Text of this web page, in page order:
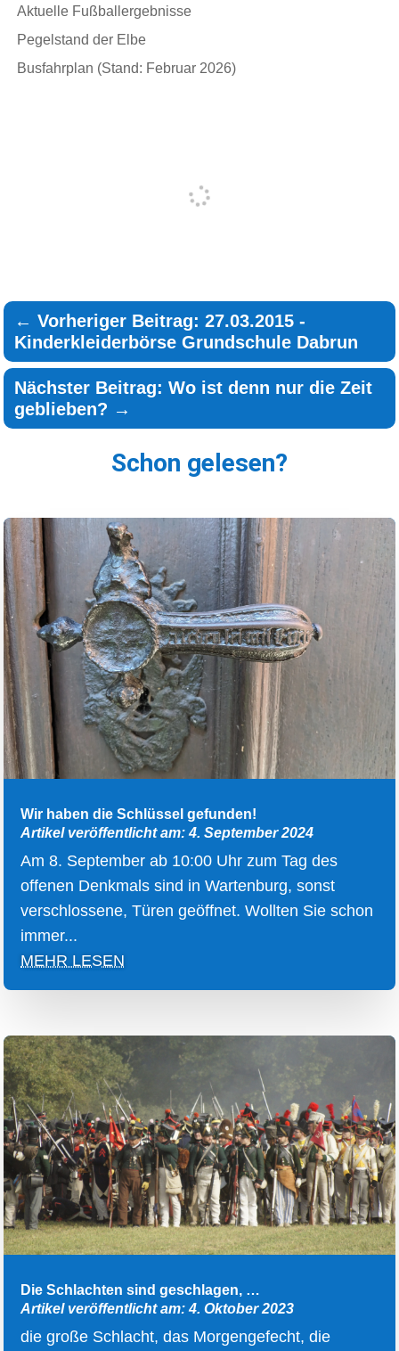
Aktuelle Fußballergebnisse
Pegelstand der Elbe
Busfahrplan (Stand: Februar 2026)
←Vorheriger Beitrag: 27.03.2015 -
Kinderkleiderbörse Grundschule Dabrun
Nächster Beitrag: Wo ist denn nur die Zeit
geblieben? →
Schon gelesen?
Wir haben die Schlüssel gefunden!
Artikel veröffentlicht am: 4. September 2024
Am 8. September ab 10:00 Uhr zum Tag des
offenen Denkmals sind in Wartenburg, sonst
verschlossene, Türen geöffnet. Wollten Sie schon
immer...
MEHR LESEN
Die Schlachten sind geschlagen, …
Artikel veröffentlicht am: 4. Oktober 2023
die große Schlacht, das Morgengefecht, die